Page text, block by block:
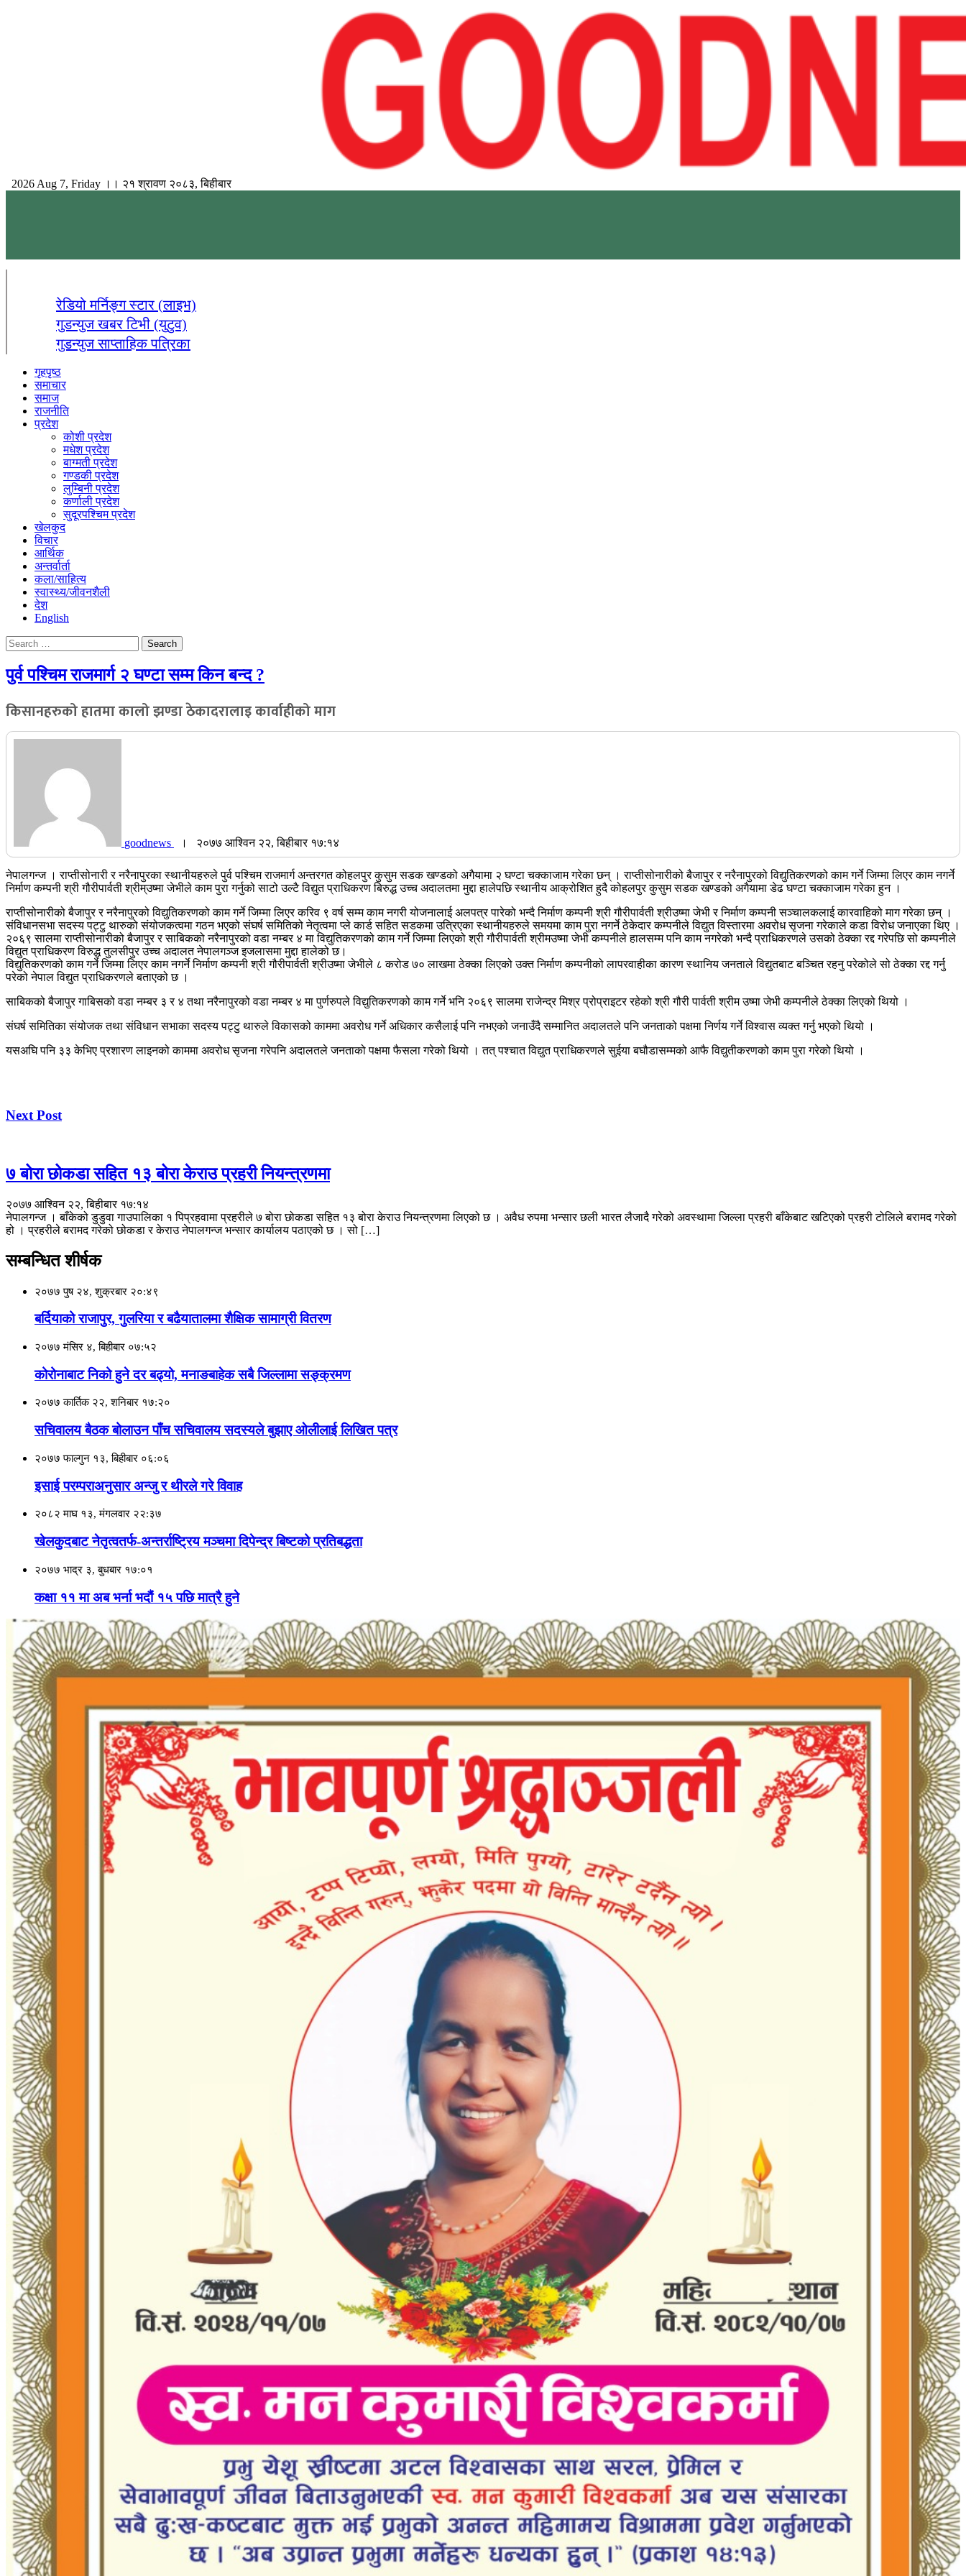
GoodnewsKhabar
2026 Aug 7, Friday ।। २१ श्रावण २०८३, बिहीबार
रेडियो मर्निङ्ग स्टार (लाइभ)
गुडन्युज खबर टिभी (युटुव)
गुडन्युज साप्ताहिक पत्रिका
गृहपृष्ठ
समाचार
समाज
राजनीति
प्रदेश
कोशी प्रदेश
मधेश प्रदेश
बाग्मती प्रदेश
गण्डकी प्रदेश
लुम्बिनी प्रदेश
कर्णाली प्रदेश
सुदूरपश्चिम प्रदेश
खेलकुद
विचार
आर्थिक
अन्तर्वार्ता
कला/साहित्य
स्वास्थ्य/जीवनशैली
देश
English
Search
for:
पुर्व पश्चिम राजमार्ग २ घण्टा सम्म किन बन्द ?
किसानहरुको हातमा कालो झण्डा ठेकादरालाइ कार्वाहीको माग
goodnews । २०७७ आश्विन २२, बिहीबार १७:१४
नेपालगन्ज । राप्तीसोनारी र नरैनापुरका स्थानीयहरुले पुर्व पश्चिम राजमार्ग अन्तरगत कोहलपुर कुसुम सडक खण्डको अगैयामा २ घण्टा चक्काजाम गरेका छन् । राप्तीसोनारीको बैजापुर र नरैनापुरको विद्युतिकरणको काम गर्ने जिम्मा लिएर काम नगर्ने
निर्माण कम्पनी श्री गौरीपार्वती श्रीम्उष्मा जेभीले काम पुरा गर्नुको साटो उल्टै विद्युत प्राधिकरण बिरुद्ध उच्च अदालतमा मुद्दा हालेपछि स्थानीय आक्रोशित हुदै कोहलपुर कुसुम सडक खण्डको अगैयामा डेढ घण्टा चक्काजाम गरेका हुन ।
राप्तीसोनारीको बैजापुर र नरैनापुरको विद्युतिकरणको काम गर्ने जिम्मा लिएर करिव ९ वर्ष सम्म काम नगरी योजनालाई अलपत्र पारेको भन्दै निर्माण कम्पनी श्री गौरीपार्वती श्रीउष्मा जेभी र निर्माण कम्पनी सञ्चालकलाई कारवाहिको माग गरेका छन् ।
संविधानसभा सदस्य पट्टु थारुको संयोजकत्वमा गठन भएको संघर्ष समितिको नेतृत्वमा प्ले कार्ड सहित सडकमा उत्रिएका स्थानीयहरुले समयमा काम पुरा नगर्ने ठेकेदार कम्पनीले विद्युत विस्तारमा अवरोध सृजना गरेकाले कडा विरोध जनाएका थिए ।
२०६९ सालमा राप्तीसोनारीको बैजापुर र साबिकको नरैनापुरको वडा नम्बर ४ मा विद्युतिकरणको काम गर्ने जिम्मा लिएको श्री गौरीपार्वती श्रीमउष्मा जेभी कम्पनीले हालसम्म पनि काम नगरेको भन्दै प्राधिकरणले उसको ठेक्का रद्द गरेपछि सो कम्पनीले
विद्युत प्राधिकरण विरुद्ध तुलसीपुर उच्च अदालत नेपालगञ्ज इजलासमा मुद्दा हालेको छ।
विद्युतिकरणको काम गर्ने जिम्मा लिएर काम नगर्ने निर्माण कम्पनी श्री गौरीपार्वती श्रीउष्मा जेभीले ८ करोड ७० लाखमा ठेक्का लिएको उक्त निर्माण कम्पनीको लापरवाहीका कारण स्थानिय जनताले विद्युतबाट बञ्चित रहनु परेकोले सो ठेक्का रद्द गर्नु
परेको नेपाल विद्युत प्राधिकरणले बताएको छ ।
साबिकको बैजापुर गाबिसको वडा नम्बर ३ र ४ तथा नरैनापुरको वडा नम्बर ४ मा पुर्णरुपले विद्युतिकरणको काम गर्ने भनि २०६९ सालमा राजेन्द्र मिश्र प्रोप्राइटर रहेको श्री गौरी पार्वती श्रीम उष्मा जेभी कम्पनीले ठेक्का लिएको थियो ।
संघर्ष समितिका संयोजक तथा संविधान सभाका सदस्य पट्टु थारुले विकासको काममा अवरोध गर्ने अधिकार कसैलाई पनि नभएको जनाउँदै सम्मानित अदालतले पनि जनताको पक्षमा निर्णय गर्ने विश्वास व्यक्त गर्नु भएको थियो ।
यसअघि पनि ३३ केभिए प्रशारण लाइनको काममा अवरोध सृजना गरेपनि अदालतले जनताको पक्षमा फैसला गरेको थियो । तत् पश्चात विद्युत प्राधिकरणले सुईया बघौडासम्मको आफै विद्युतीकरणको काम पुरा गरेको थियो ।
Next Post
७ बोरा छोकडा सहित १३ बोरा केराउ प्रहरी नियन्त्रणमा
२०७७ आश्विन २२, बिहीबार १७:१४
नेपालगन्ज । बाँकेको डुडुवा गाउपालिका १ पिप्रहवामा प्रहरीले ७ बोरा छोकडा सहित १३ बोरा केराउ नियन्त्रणमा लिएको छ । अवैध रुपमा भन्सार छली भारत लैजादै गरेको अवस्थामा जिल्ला प्रहरी बाँकेबाट खटिएको प्रहरी टोलिले बरामद गरेको
हो । प्रहरीले बरामद गरेको छोकडा र केराउ नेपालगन्ज भन्सार कार्यालय पठाएको छ । सो […]
सम्बन्धित शीर्षक
२०७७ पुष २४, शुक्रबार २०:४९
बर्दियाको राजापुर, गुलरिया र बढैयातालमा शैक्षिक सामाग्री वितरण
२०७७ मंसिर ४, बिहीबार ०७:५२
कोरोनाबाट निको हुने दर बढ्यो, मनाङबाहेक सबै जिल्लामा सङ्क्रमण
२०७७ कार्तिक २२, शनिबार १७:२०
सचिवालय बैठक बोलाउन पाँच सचिवालय सदस्यले बुझाए ओलीलाई लिखित पत्र
२०७७ फाल्गुन १३, बिहीबार ०६:०६
इसाई परम्पराअनुसार अन्जु र थीरले गरे विवाह
२०८२ माघ १३, मंगलवार २२:३७
खेलकुदबाट नेतृत्वतर्फ-अन्तर्राष्ट्रिय मञ्चमा दिपेन्द्र बिष्टको प्रतिबद्धता
२०७७ भाद्र ३, बुधबार १७:०१
कक्षा ११ मा अब भर्ना भदौं १५ पछि मात्रै हुने